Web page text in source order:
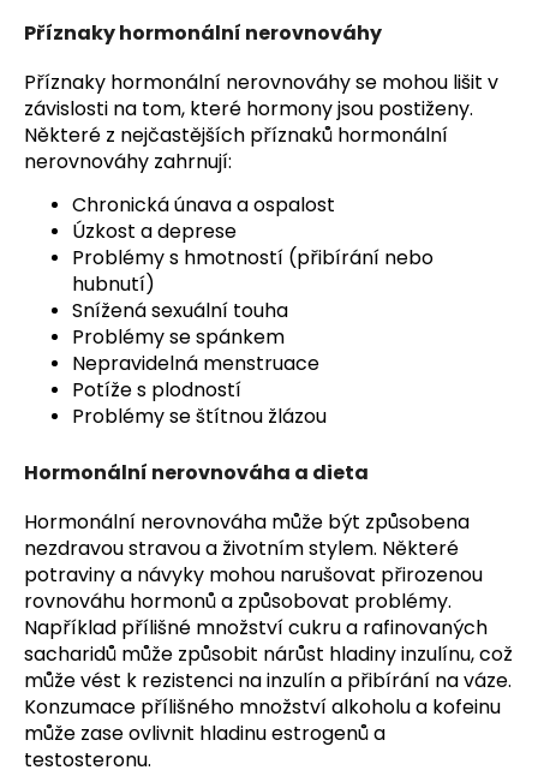
Příznaky hormonální nerovnováhy
Příznaky hormonální nerovnováhy se mohou lišit v
závislosti na tom, které hormony jsou postiženy.
Některé z nejčastějších příznaků hormonální
nerovnováhy zahrnují:
Chronická únava a ospalost
Úzkost a deprese
Problémy s hmotností (přibírání nebo
hubnutí)
Snížená sexuální touha
Problémy se spánkem
Nepravidelná menstruace
Potíže s plodností
Problémy se štítnou žlázou
Hormonální nerovnováha a dieta
Hormonální nerovnováha může být způsobena
nezdravou stravou a životním stylem. Některé
potraviny a návyky mohou narušovat přirozenou
rovnováhu hormonů a způsobovat problémy.
Například přílišné množství cukru a rafinovaných
sacharidů může způsobit nárůst hladiny inzulínu, což
může vést k rezistenci na inzulín a přibírání na váze.
Konzumace přílišného množství alkoholu a kofeinu
může zase ovlivnit hladinu estrogenů a
testosteronu.
j
e
m
e